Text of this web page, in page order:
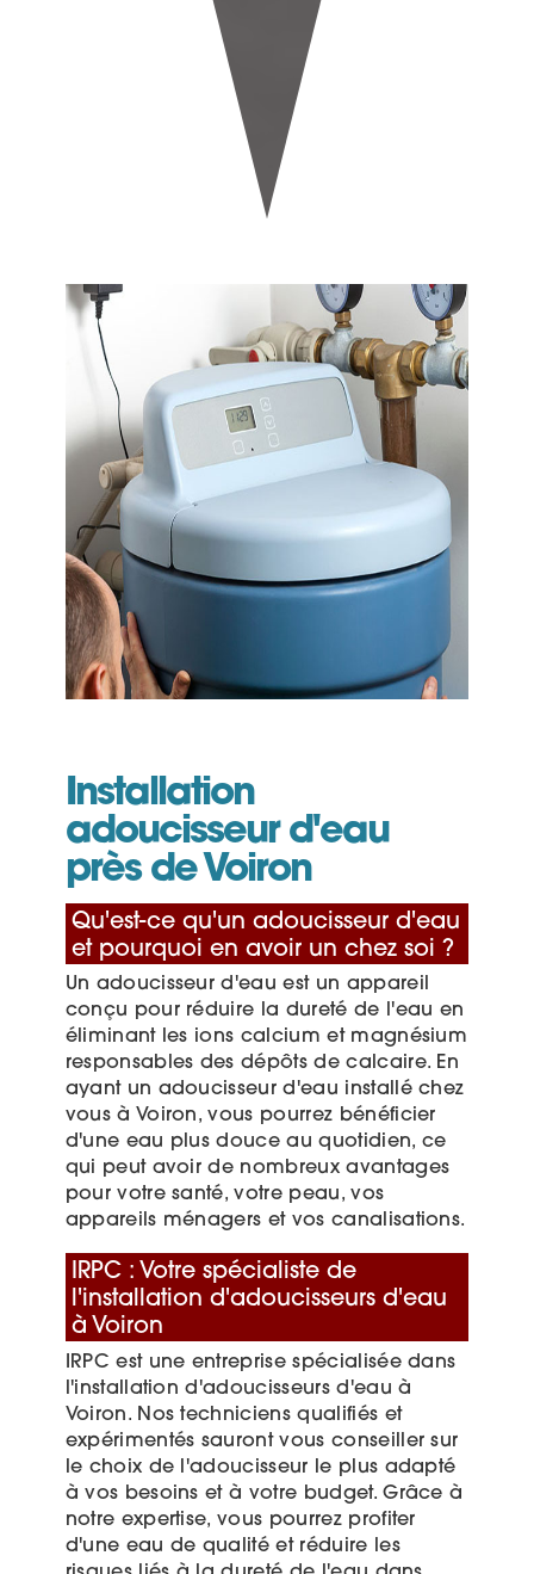
Installation
adoucisseur d'eau
près de Voiron
Qu'est-ce qu'un adoucisseur d'eau
et pourquoi en avoir un chez soi ?
Un adoucisseur d'eau est un appareil
conçu pour réduire la dureté de l'eau en
éliminant les ions calcium et magnésium
responsables des dépôts de calcaire. En
ayant un adoucisseur d'eau installé chez
vous à Voiron, vous pourrez bénéficier
d'une eau plus douce au quotidien, ce
qui peut avoir de nombreux avantages
pour votre santé, votre peau, vos
appareils ménagers et vos canalisations.
IRPC : Votre spécialiste de
l'installation d'adoucisseurs d'eau
à Voiron
IRPC est une entreprise spécialisée dans
l'installation d'adoucisseurs d'eau à
Voiron. Nos techniciens qualifiés et
expérimentés sauront vous conseiller sur
le choix de l'adoucisseur le plus adapté
à vos besoins et à votre budget. Grâce à
notre expertise, vous pourrez profiter
d'une eau de qualité et réduire les